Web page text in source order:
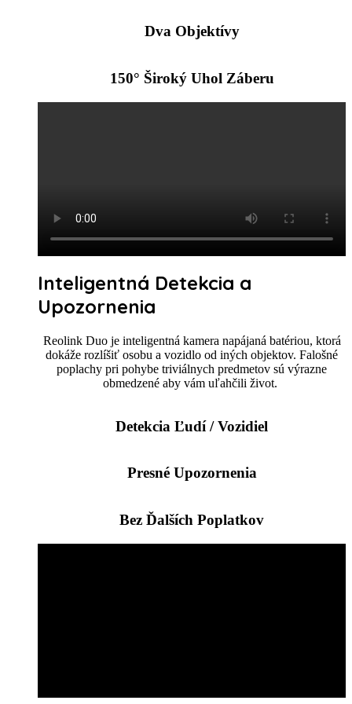
Dva Objektívy
150° Široký Uhol Záberu
Inteligentná Detekcia a
Upozornenia
Reolink Duo je inteligentná kamera napájaná batériou, ktorá
dokáže rozlíšiť osobu a vozidlo od iných objektov. Falošné
poplachy pri pohybe triviálnych predmetov sú výrazne
obmedzené aby vám uľahčili život.
Detekcia Ľudí / Vozidiel
Presné Upozornenia
Bez Ďalších Poplatkov